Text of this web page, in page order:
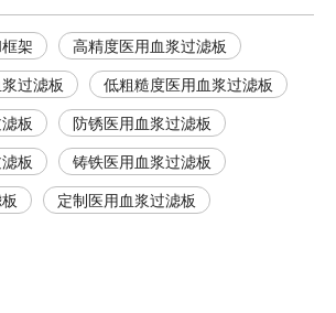
架
高精度医用血浆过滤板
过滤板
低粗糙度医用血浆过滤板
板
防锈医用血浆过滤板
板
铸铁医用血浆过滤板
定制医用血浆过滤板